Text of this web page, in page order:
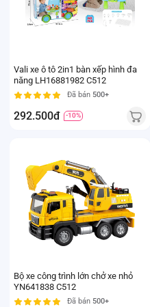
Vali xe ô tô 2in1 bàn xếp hình đa
năng LH16881982 C512
Đã bán 500+
292.500đ -10%
Bộ xe công trình lớn chở xe nhỏ
YN641838 C512
Đã bán 500+